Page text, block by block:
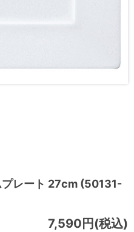
プレート 27cm (50131-
7,590円(税込)